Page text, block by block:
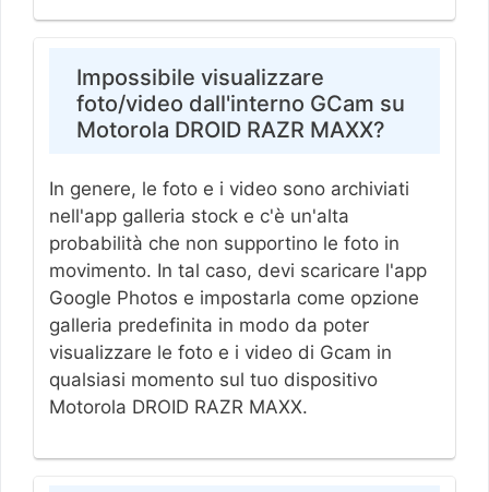
Impossibile visualizzare
foto/video dall'interno GCam su
Motorola DROID RAZR MAXX?
In genere, le foto e i video sono archiviati
nell'app galleria stock e c'è un'alta
probabilità che non supportino le foto in
movimento. In tal caso, devi scaricare l'app
Google Photos e impostarla come opzione
galleria predefinita in modo da poter
visualizzare le foto e i video di Gcam in
qualsiasi momento sul tuo dispositivo
Motorola DROID RAZR MAXX.